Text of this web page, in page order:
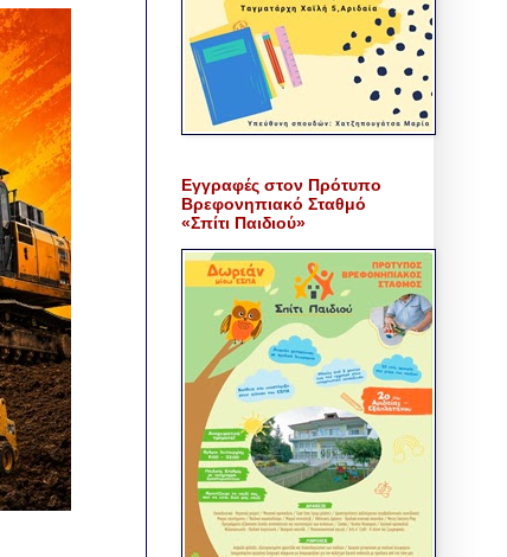
Εγγραφές στον Πρότυπο
Βρεφονηπιακό Σταθμό
«Σπίτι Παιδιού»